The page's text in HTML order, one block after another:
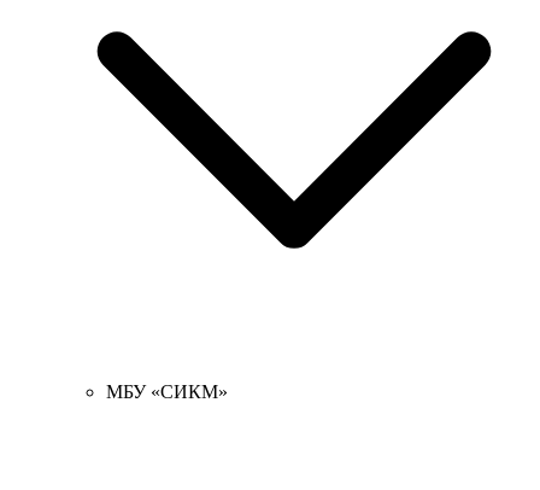
МБУ «СИКМ»